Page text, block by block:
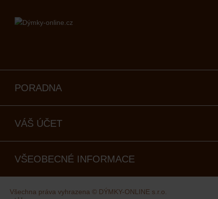
PORADNA
VÁŠ ÚČET
VŠEOBECNÉ INFORMACE
Všechna práva vyhrazena © DÝMKY-ONLINE s.r.o.